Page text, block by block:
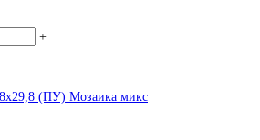
+
(ПУ) Мозаика микс